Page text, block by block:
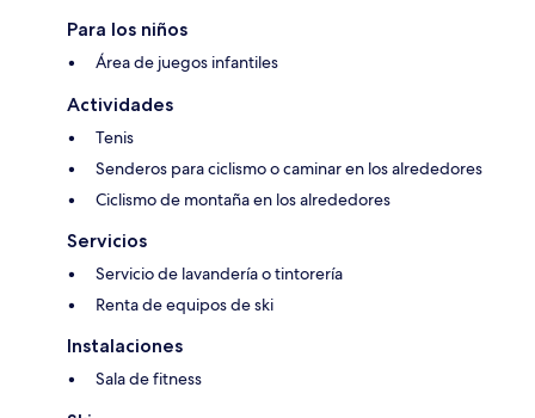
Para los niños
Área de juegos infantiles
Actividades
Tenis
Senderos para ciclismo o caminar en los alrededores
Ciclismo de montaña en los alrededores
Servicios
Servicio de lavandería o tintorería
Renta de equipos de ski
Instalaciones
Sala de fitness